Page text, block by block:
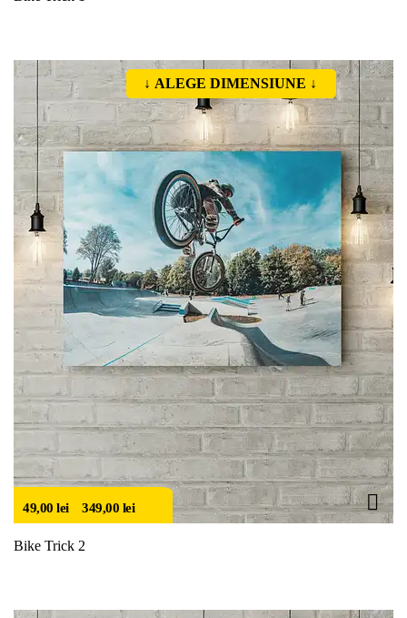
49,00 lei– 349,00 lei
Bike Trick 2